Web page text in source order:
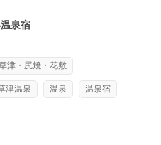
泉宿
津・尻焼・花敷
津温泉 温泉 温泉宿